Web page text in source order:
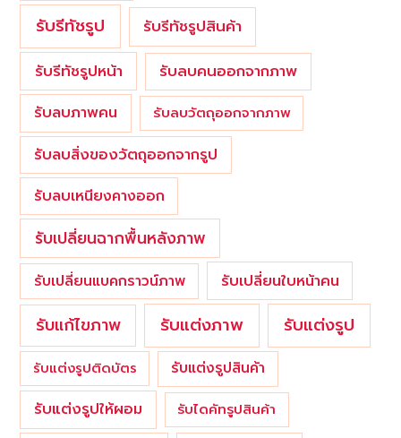
รับรีทัชรูป
รับรีทัชรูปสินค้า
รับรีทัชรูปหน้า
รับลบคนออกจากภาพ
รับลบภาพคน
รับลบวัตถุออกจากภาพ
รับลบสิ่งของวัตถุออกจากรูป
รับลบเหนียงคางออก
รับเปลี่ยนฉากพื้นหลังภาพ
รับเปลี่ยนแบคกราวน์ภาพ รับเปลี่ยนใบหน้าคน
รับแก้ไขภาพ รับแต่งภาพ รับแต่งรูป
รับแต่งรูปติดบัตร รับแต่งรูปสินค้า
รับแต่งรูปให้ผอม รับไดคัทรูปสินค้า